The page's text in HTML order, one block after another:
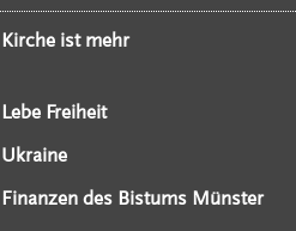
Kirche ist mehr
Lebe Freiheit
Ukraine
Finanzen des Bistums Münster